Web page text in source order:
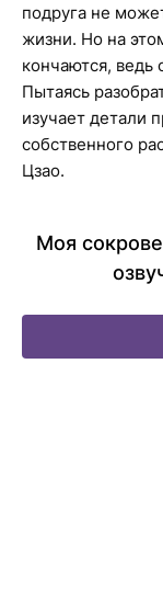
подруга не
жизни. Но на
кончаются, ведь
Пытаясь
изучает детали
собственного
Цзао.
Моя